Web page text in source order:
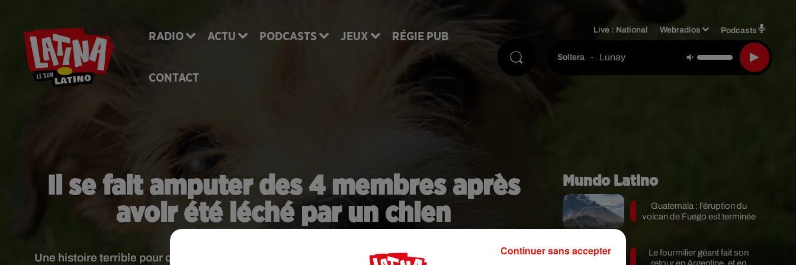
RADIO ACTU PODCASTS JEUX RÉGIE PUB
CONTACT
Live : National Webradios Podcasts
Soltera - Lunay
Il se fait amputer des 4 membres après
avoir été léché par un chien
Une histoire terrible pour cet homme victime d'une infection qui n'a pas laissé d'autres choix aux
Mundo Latino
Guatemala : l'éruption du
volcan de Fuego est terminée
Le fourmilier géant fait son
retour en Argentine, et en
Continuer sans accepter